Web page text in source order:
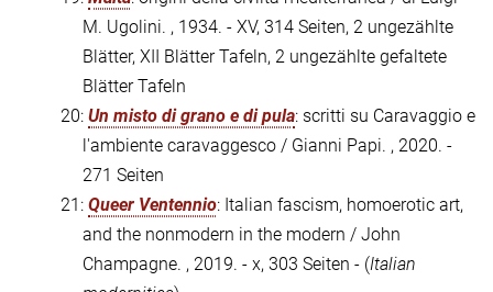
M. Ugolini. , 1934. - XV, 314 Seiten, 2 ungezählte
Blätter, XII Blätter Tafeln, 2 ungezählte gefaltete
Blätter Tafeln
20: Un misto di grano e di pula: scritti su Caravaggio e
l'ambiente caravaggesco / Gianni Papi. , 2020. -
271 Seiten
21: Queer Ventennio: Italian fascism, homoerotic art,
and the nonmodern in the modern / John
Champagne. , 2019. - x, 303 Seiten - (Italian